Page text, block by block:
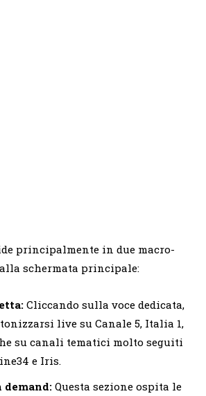
principalmente in due macro-
schermata principale:
Cliccando sulla voce dedicata,
live su Canale 5, Italia 1,
su canali tematici molto seguiti
e Iris.
Questa sezione ospita le